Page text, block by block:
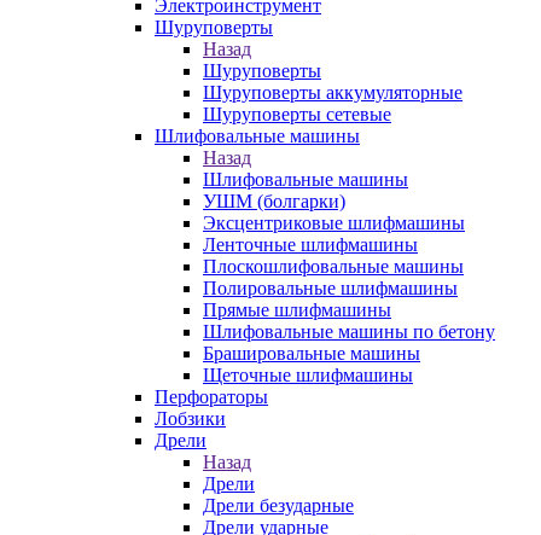
Электроинструмент
Шуруповерты
Назад
Шуруповерты
Шуруповерты аккумуляторные
Шуруповерты сетевые
Шлифовальные машины
Назад
Шлифовальные машины
УШМ (болгарки)
Эксцентриковые шлифмашины
Ленточные шлифмашины
Плоскошлифовальные машины
Полировальные шлифмашины
Прямые шлифмашины
Шлифовальные машины по бетону
Брашировальные машины
Щеточные шлифмашины
Перфораторы
Лобзики
Дрели
Назад
Дрели
Дрели безударные
Дрели ударные